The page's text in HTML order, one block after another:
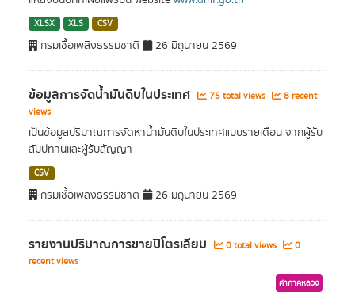
XLSX XLS CSV
กรมเชื้อเพลิงธรรมชาติ 26 มิถุนายน 2569
ข้อมูลการจัดน้ำมันดิบในประเทศ 75 total views
8 recent
views
เป็นข้อมูลปริมาณการจัดหาน้ำมันดิบในประเทศแบบรายเดือน จากผู้รับ
สัมปทานและผู้รับสัญญา
CSV
กรมเชื้อเพลิงธรรมชาติ 26 มิถุนายน 2569
รายงานปริมาณการขายปิโตรเลียม 0 total views
0
recent views
ค่าภาคหลวง